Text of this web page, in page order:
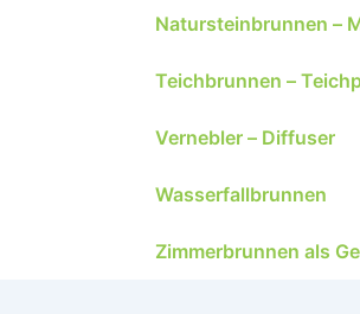
Natursteinbrunnen –
Teichbrunnen –
Vernebler – Diffuser
Wasserfallbrunnen
Zimmerbrunnen als